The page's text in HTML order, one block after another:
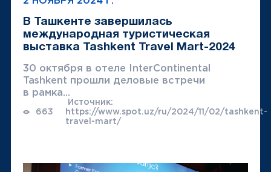
В Ташкенте завершилась
международная туристическая
выставка Tashkent Travel Mart-2024
30 октября в отеле InterContinental
Tashkent прошли деловые встречи
в рамка...
663
Источник:
https://www.spot.uz/ru/2024/11/02/tashkent-
travel-mart/